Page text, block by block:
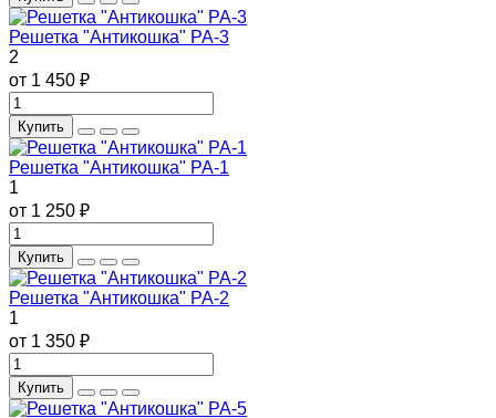
Решетка "Антикошка" РА-3
2
от 1 450 ₽
Купить
Решетка "Антикошка" РА-1
1
от 1 250 ₽
Купить
Решетка "Антикошка" РА-2
1
от 1 350 ₽
Купить